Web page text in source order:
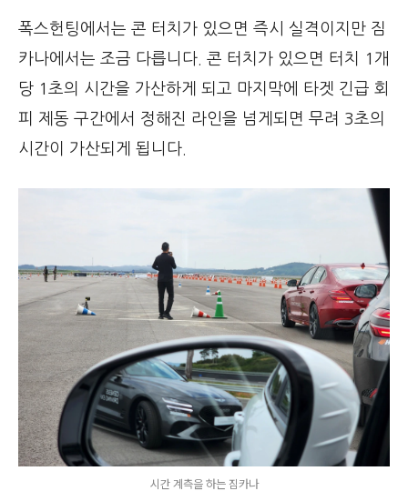
폭스헌팅에서는 콘 터치가 있으면 즉시 실격이지만 짐
카나에서는 조금 다릅니다. 콘 터치가 있으면 터치 1개
당 1초의 시간을 가산하게 되고 마지막에 타겟 긴급 회
피 제동 구간에서 정해진 라인을 넘게되면 무려 3초의
시간이 가산되게 됩니다.
시간 계측을 하는 짐카나